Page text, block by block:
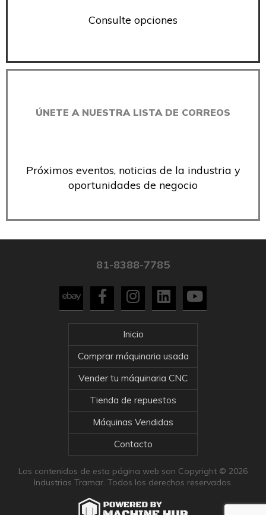
Consulte opciones
ÚNETE A NUESTRA LISTA DE CORREOS
Próximos eventos, noticias de la industria y
oportunidades de negocio
81-8388-7785
Inicio
Comprar máquinaria usada
Vender tu máquinaria CNC
Tienda de repuestos
Máquinas Vendidas
Contacto
Los contenidos de esta página web son Copyright © 2026
Industrias Tramar. Todos los derechos reservados.